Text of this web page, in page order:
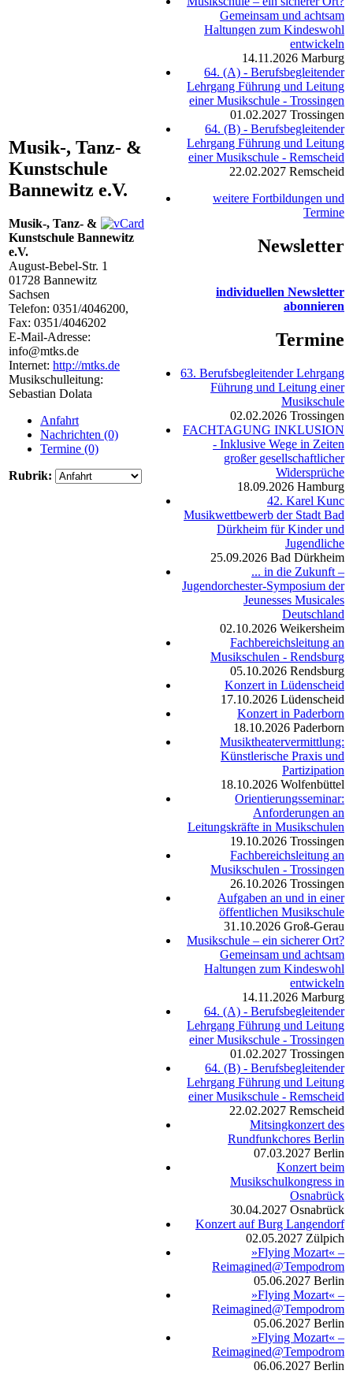
Musik-, Tanz- &
Kunstschule
Bannewitz e.V.
Musik-, Tanz- &
Kunstschule Bannewitz
e.V.
August-Bebel-Str. 1
01728 Bannewitz
Sachsen
Telefon: 0351/4046200,
Fax: 0351/4046202
E-Mail-Adresse:
info@mtks.de
Internet: http://mtks.de
Musikschulleitung:
Sebastian Dolata
Anfahrt
Nachrichten (0)
Termine (0)
Rubrik:
Gemeinsam und achtsam
Haltungen zum Kindeswohl
entwickeln
14.11.2026 Marburg
64. (A) - Berufsbegleitender
Lehrgang Führung und Leitung
einer Musikschule - Trossingen
01.02.2027 Trossingen
64. (B) - Berufsbegleitender
Lehrgang Führung und Leitung
einer Musikschule - Remscheid
22.02.2027 Remscheid
weitere Fortbildungen und
Termine
Newsletter
individuellen Newsletter
abonnieren
Termine
63. Berufsbegleitender Lehrgang
Führung und Leitung einer
Musikschule
02.02.2026 Trossingen
FACHTAGUNG INKLUSION
- Inklusive Wege in Zeiten
großer gesellschaftlicher
Widersprüche
18.09.2026 Hamburg
42. Karel Kunc
Musikwettbewerb der Stadt Bad
Dürkheim für Kinder und
Jugendliche
25.09.2026 Bad Dürkheim
... in die Zukunft –
Jugendorchester-Symposium der
Jeunesses Musicales
Deutschland
02.10.2026 Weikersheim
Fachbereichsleitung an
Musikschulen - Rendsburg
05.10.2026 Rendsburg
Konzert in Lüdenscheid
17.10.2026 Lüdenscheid
Konzert in Paderborn
18.10.2026 Paderborn
Musiktheatervermittlung:
Künstlerische Praxis und
Partizipation
18.10.2026 Wolfenbüttel
Orientierungsseminar:
Anforderungen an
Leitungskräfte in Musikschulen
19.10.2026 Trossingen
Fachbereichsleitung an
Musikschulen - Trossingen
26.10.2026 Trossingen
Aufgaben an und in einer
öffentlichen Musikschule
31.10.2026 Groß-Gerau
Musikschule – ein sicherer Ort?
Gemeinsam und achtsam
Haltungen zum Kindeswohl
entwickeln
14.11.2026 Marburg
64. (A) - Berufsbegleitender
Lehrgang Führung und Leitung
einer Musikschule - Trossingen
01.02.2027 Trossingen
64. (B) - Berufsbegleitender
Lehrgang Führung und Leitung
einer Musikschule - Remscheid
22.02.2027 Remscheid
Mitsingkonzert des
Rundfunkchores Berlin
07.03.2027 Berlin
Konzert beim
Musikschulkongress in
Osnabrück
30.04.2027 Osnabrück
Konzert auf Burg Langendorf
02.05.2027 Zülpich
»Flying Mozart« –
Reimagined@Tempodrom
05.06.2027 Berlin
»Flying Mozart« –
Reimagined@Tempodrom
05.06.2027 Berlin
»Flying Mozart« –
Reimagined@Tempodrom
06.06.2027 Berlin